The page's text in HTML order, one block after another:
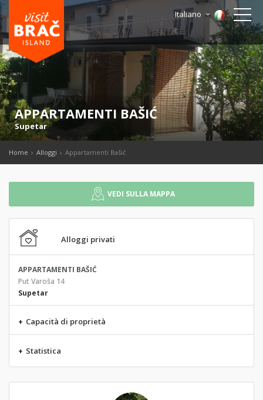
Italiano
APPARTAMENTI BAŠIĆ
Supetar
Home Alloggi Appartamenti Bašić
VEDI SULLA MAPPA
Alloggi privati
APPARTAMENTI BAŠIĆ
Put Varoša 14
Supetar
+ Capacità di proprietà
+ Statistica